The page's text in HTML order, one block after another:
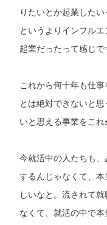
りたいとか起業した
というよりインフル
起業だったって感じで
これから何十年も仕
とは絶対できないと
いと思える事業をこれ
今就活中の人たちも
するんじゃなくて、
しいなと。流されて
なくて、就活の中で